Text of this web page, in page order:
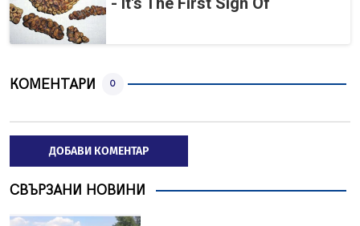
КОМЕНТАРИ 0
ДОБАВИ КОМЕНТАР
СВЪРЗАНИ НОВИНИ